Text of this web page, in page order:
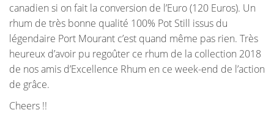
canadien si on fait la conversion de l’Euro (120 Euros). Un
rhum de très bonne qualité 100% Pot Still issus du
légendaire Port Mourant c’est quand même pas rien. Très
heureux d’avoir pu regoûter ce rhum de la collection 2018
de nos amis d’Excellence Rhum en ce week-end de l’action
de grâce.
Cheers !!